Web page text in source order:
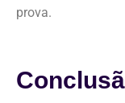
prova.